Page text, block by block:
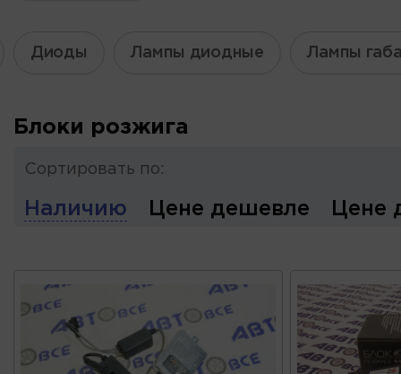
Диоды Лампы диодные Лампы
Блоки розжига
Сортировать по:
Наличию Цене дешевле Цене